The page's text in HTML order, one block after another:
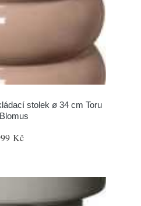
stolek ø 34 cm Toru
Kč